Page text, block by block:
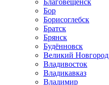
Благовещенск
Бор
Борисоглебск
Братск
Брянск
Будённовск
Великий Новгород
Владивосток
Владикавказ
Владимир